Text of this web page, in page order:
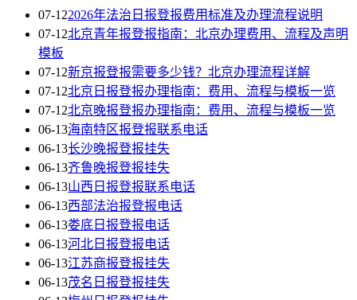
07-122026年法治日报登报费用标准及办理流程说明
07-12北京青年报登报指南：北京办理费用、流程及声明
模板
07-12新京报登报需要多少钱？北京办理流程详解
07-12北京日报登报办理指南：费用、流程与模板一览
07-12北京晚报登报办理指南：费用、流程与模板一览
06-13海南特区报登报联系电话
06-13长沙晚报登报挂失
06-13齐鲁晚报登报挂失
06-13山西日报登报联系电话
06-13西部法治报登报电话
06-13娄底日报登报电话
06-13河北日报登报电话
06-13江苏商报登报挂失
06-13茂名日报登报挂失